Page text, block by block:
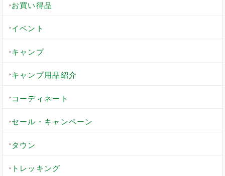
お買い得品
イベント
キャンプ
キャンプ用品紹介
コーディネート
セール・キャンペーン
タウン
トレッキング